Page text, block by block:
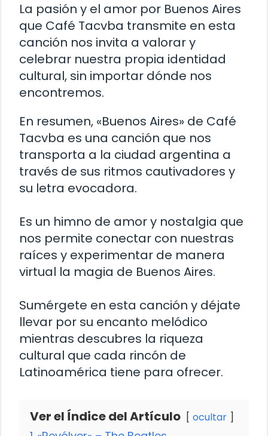
La pasión y el amor por Buenos Aires
que Café Tacvba transmite en esta
canción nos invita a valorar y
celebrar nuestra propia identidad
cultural, sin importar dónde nos
encontremos.
En resumen, «Buenos Aires» de Café
Tacvba es una canción que nos
transporta a la ciudad argentina a
través de sus ritmos cautivadores y
su letra evocadora.
Es un himno de amor y nostalgia que
nos permite conectar con nuestras
raíces y experimentar de manera
virtual la magia de Buenos Aires.
Sumérgete en esta canción y déjate
llevar por su encanto melódico
mientras descubres la riqueza
cultural que cada rincón de
Latinoamérica tiene para ofrecer.
Ver el Índice del Artículo ocultar